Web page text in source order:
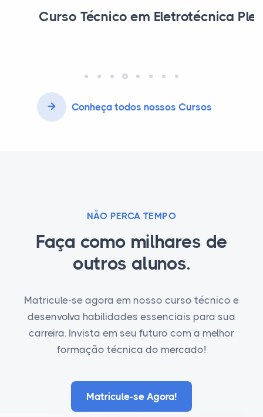
Curso Técnico em Eletrotécnica Pleno
Conheça todos nossos Cursos
NÃO PERCA TEMPO
Faça como milhares de
outros alunos.
Matricule-se agora em nosso curso técnico e
desenvolva habilidades essenciais para sua
carreira. Invista em seu futuro com a melhor
formação técnica do mercado!
Matricule-se Agora!